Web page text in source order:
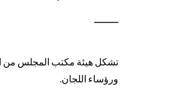
تشكل هيئة مكتب المجلس من
ورؤساء اللجان.